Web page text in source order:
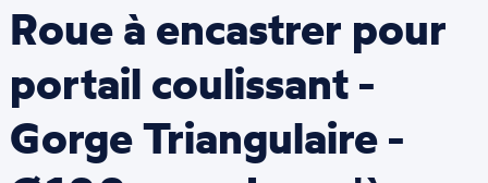
Roue à encastrer pour
portail coulissant -
Gorge Triangulaire -